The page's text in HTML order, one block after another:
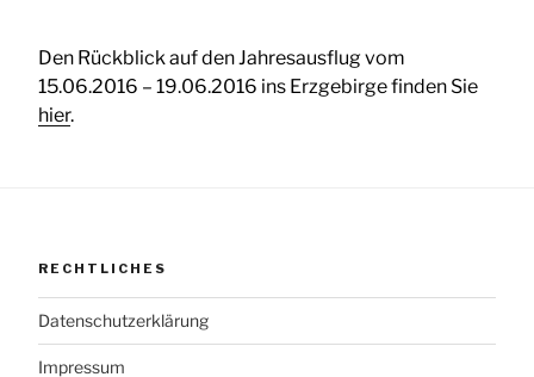
Den Rückblick auf den Jahresausflug vom
15.06.2016 – 19.06.2016 ins Erzgebirge finden Sie
hier.
RECHTLICHES
Datenschutzerklärung
Impressum